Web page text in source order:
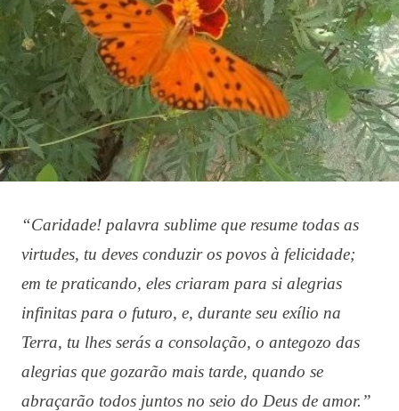
“Caridade! palavra sublime que resume todas as
virtudes, tu deves conduzir os povos à felicidade;
em te praticando, eles criaram para si alegrias
infinitas para o futuro, e, durante seu exílio na
Terra, tu lhes serás a consolação, o antegozo das
alegrias que gozarão mais tarde, quando se
abraçarão todos juntos no seio do Deus de amor.”